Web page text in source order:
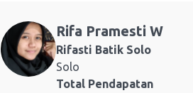
Rifa Pramesti W
Rifasti Batik Solo
Solo
Total Pendapatan